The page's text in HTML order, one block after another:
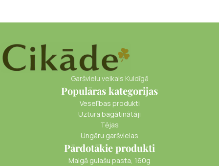
Garšvielu veikals Kuldīgā
Populāras kategorijas
Veselības produkti
Uztura bagātinātāji
Tējas
Ungāru garšvielas
Pārdotākie produkti
Maigā gulašu pasta, 160g